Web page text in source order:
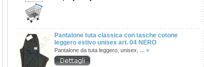
Pantalone tuta classica con tasche cotone
leggero estivo unisex art. 04 NERO
Pantalone da tuta leggero, unisex, ... »